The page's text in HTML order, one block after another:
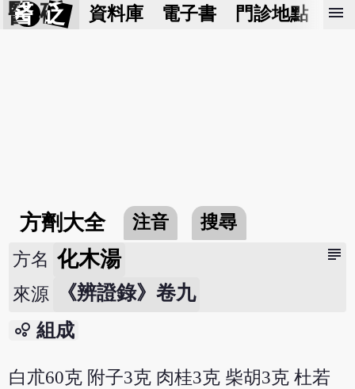
醫 砭 資料庫 電子書 門診地點 預
menu
方劑大全 注音 搜尋
subject
方名 化木湯
來源 《辨證錄》卷九
bubble_chart 組成
白朮60克 附子3克 肉桂3克 柴胡3克 杜若